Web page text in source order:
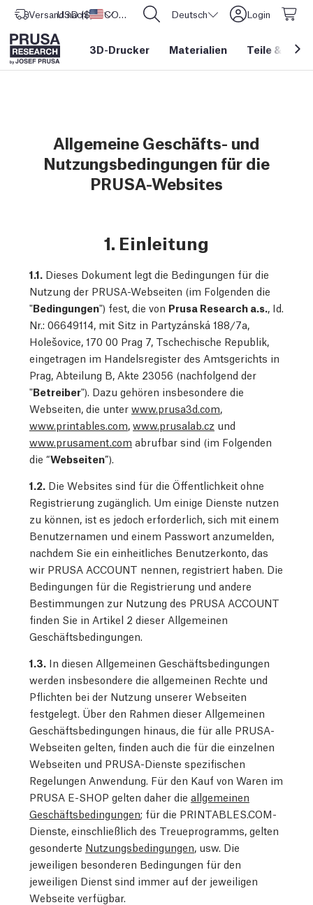
Versand nach Vereinigte Staaten
USD ($) CORE One L: Jetzt auf Lager! Deutsch Login
3D-Drucker Materialien Teile &
Allgemeine Geschäfts- und
Nutzungsbedingungen für die
PRUSA-Websites
1. Einleitung
1.1. Dieses Dokument legt die Bedingungen für die
Nutzung der PRUSA-Webseiten (im Folgenden die
"Bedingungen") fest, die von Prusa Research a.s., Id.
Nr.: 06649114, mit Sitz in Partyzánská 188/7a,
Holešovice, 170 00 Prag 7, Tschechische Republik,
eingetragen im Handelsregister des Amtsgerichts in
Prag, Abteilung B, Akte 23056 (nachfolgend der
"Betreiber"). Dazu gehören insbesondere die
Webseiten, die unter www.prusa3d.com,
www.printables.com, www.prusalab.cz und
www.prusament.com abrufbar sind (im Folgenden
die “Webseiten”).
1.2. Die Websites sind für die Öffentlichkeit ohne
Registrierung zugänglich. Um einige Dienste nutzen
zu können, ist es jedoch erforderlich, sich mit einem
Benutzernamen und einem Passwort anzumelden,
nachdem Sie ein einheitliches Benutzerkonto, das
wir PRUSA ACCOUNT nennen, registriert haben. Die
Bedingungen für die Registrierung und andere
Bestimmungen zur Nutzung des PRUSA ACCOUNT
finden Sie in Artikel 2 dieser Allgemeinen
Geschäftsbedingungen.
1.3. In diesen Allgemeinen Geschäftsbedingungen
werden insbesondere die allgemeinen Rechte und
Pflichten bei der Nutzung unserer Webseiten
festgelegt. Über den Rahmen dieser Allgemeinen
Geschäftsbedingungen hinaus, die für alle PRUSA-
Webseiten gelten, finden auch die für die einzelnen
Webseiten und PRUSA-Dienste spezifischen
Regelungen Anwendung. Für den Kauf von Waren im
PRUSA E-SHOP gelten daher die allgemeinen
Geschäftsbedingungen; für die PRINTABLES.COM-
Dienste, einschließlich des Treueprogramms, gelten
gesonderte Nutzungsbedingungen, usw. Die
jeweiligen besonderen Bedingungen für den
jeweiligen Dienst sind immer auf der jeweiligen
Webseite verfügbar.